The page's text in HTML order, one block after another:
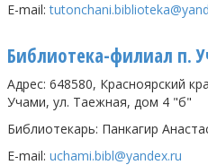
E-mail: tutonchani.biblioteka@
Библиотека-филиал п.
Адрес: 648580, Красноярский
Учами, ул. Таежная, дом 4 "б"
Библиотекарь: Панкагир
E-mail: uchami.bibl@yandex.ru